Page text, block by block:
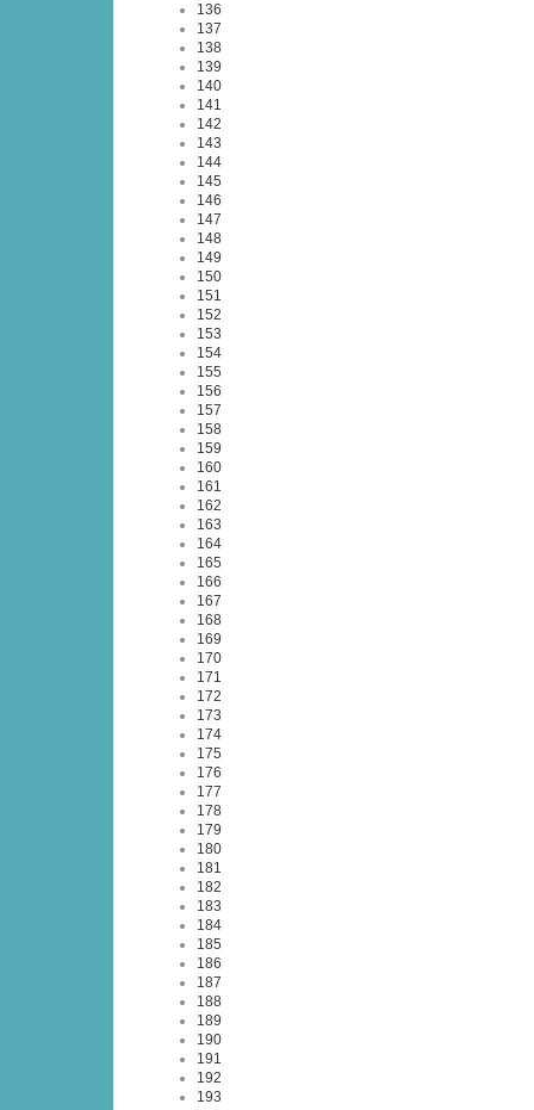
136
137
138
139
140
141
142
143
144
145
146
147
148
149
150
151
152
153
154
155
156
157
158
159
160
161
162
163
164
165
166
167
168
169
170
171
172
173
174
175
176
177
178
179
180
181
182
183
184
185
186
187
188
189
190
191
192
193